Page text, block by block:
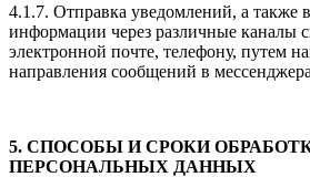
4.1.7. Отправка уведомлений, а также
информации через различные каналы
электронной почте, телефону, путем
направления сообщений в
5. СПОСОБЫ И СРОКИ
ПЕРСОНАЛЬНЫХ ДАННЫХ